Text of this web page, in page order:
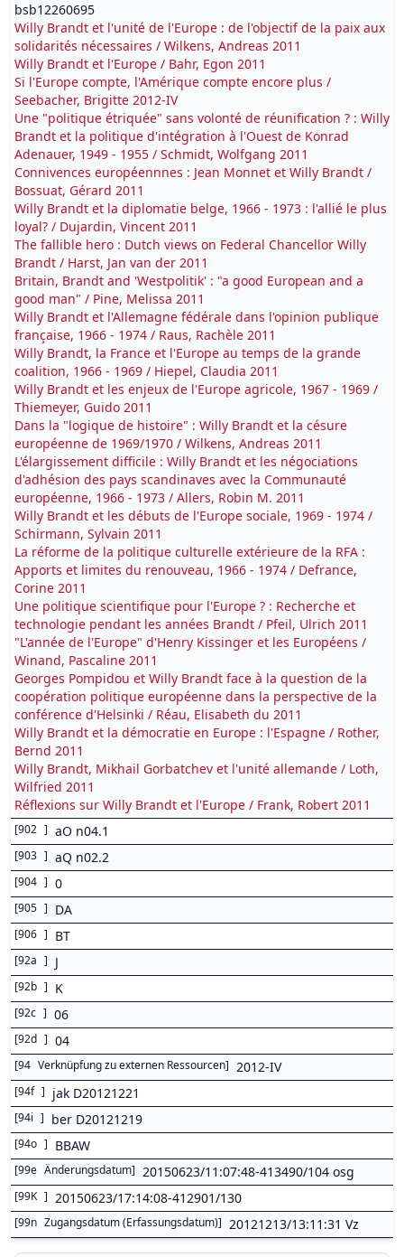
bsb12260695
Willy Brandt et l'unité de l'Europe : de l'objectif de la paix aux
solidarités nécessaires / Wilkens, Andreas 2011
Willy Brandt et l'Europe / Bahr, Egon 2011
Si l'Europe compte, l'Amérique compte encore plus /
Seebacher, Brigitte 2012-IV
Une "politique étriquée" sans volonté de réunification ? : Willy
Brandt et la politique d'intégration à l'Ouest de Konrad
Adenauer, 1949 - 1955 / Schmidt, Wolfgang 2011
Connivences européennnes : Jean Monnet et Willy Brandt /
Bossuat, Gérard 2011
Willy Brandt et la diplomatie belge, 1966 - 1973 : l'allié le plus
loyal? / Dujardin, Vincent 2011
The fallible hero : Dutch views on Federal Chancellor Willy
Brandt / Harst, Jan van der 2011
Britain, Brandt and 'Westpolitik' : "a good European and a
good man" / Pine, Melissa 2011
Willy Brandt et l'Allemagne fédérale dans l'opinion publique
française, 1966 - 1974 / Raus, Rachèle 2011
Willy Brandt, la France et l'Europe au temps de la grande
coalition, 1966 - 1969 / Hiepel, Claudia 2011
Willy Brandt et les enjeux de l'Europe agricole, 1967 - 1969 /
Thiemeyer, Guido 2011
Dans la "logique de histoire" : Willy Brandt et la césure
européenne de 1969/1970 / Wilkens, Andreas 2011
L'élargissement difficile : Willy Brandt et les négociations
d'adhésion des pays scandinaves avec la Communauté
européenne, 1966 - 1973 / Allers, Robin M. 2011
Willy Brandt et les débuts de l'Europe sociale, 1969 - 1974 /
Schirmann, Sylvain 2011
La réforme de la politique culturelle extérieure de la RFA :
Apports et limites du renouveau, 1966 - 1974 / Defrance,
Corine 2011
Une politique scientifique pour l'Europe ? : Recherche et
technologie pendant les années Brandt / Pfeil, Ulrich 2011
"L'année de l'Europe" d'Henry Kissinger et les Européens /
Winand, Pascaline 2011
Georges Pompidou et Willy Brandt face à la question de la
coopération politique européenne dans la perspective de la
conférence d'Helsinki / Réau, Elisabeth du 2011
Willy Brandt et la démocratie en Europe : l'Espagne / Rother,
Bernd 2011
Willy Brandt, Mikhail Gorbatchev et l'unité allemande / Loth,
Wilfried 2011
Réflexions sur Willy Brandt et l'Europe / Frank, Robert 2011
[902 ] aO n04.1
[903 ] aQ n02.2
[904 ] 0
[905 ] DA
[906 ] BT
[92a ] J
[92b ] K
[92c ] 06
[92d ] 04
[94 Verknüpfung zu externen Ressourcen] 2012-IV
[94f ] jak D20121221
[94i ] ber D20121219
[94o ] BBAW
[99e Änderungsdatum] 20150623/11:07:48-413490/104 osg
[99K ] 20150623/17:14:08-412901/130
[99n Zugangsdatum (Erfassungsdatum)] 20121213/13:11:31 Vz